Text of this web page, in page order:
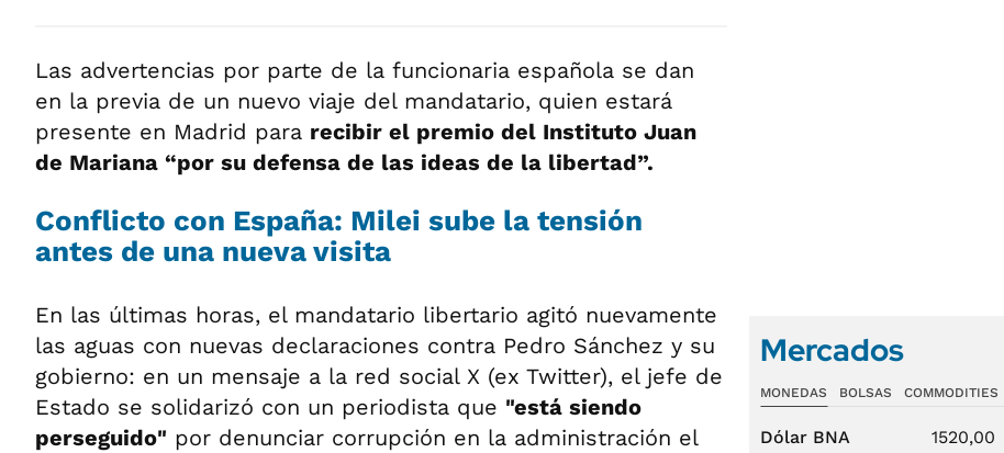
Las advertencias por parte de la funcionaria española se dan
en la previa de un nuevo viaje del mandatario, quien estará
presente en Madrid para recibir el premio del Instituto Juan
de Mariana “por su defensa de las ideas de la libertad”.
Conflicto con España: Milei sube la tensión
antes de una nueva visita
En las últimas horas, el mandatario libertario agitó nuevamente
las aguas con nuevas declaraciones contra Pedro Sánchez y su
gobierno: en un mensaje a la red social X (ex Twitter), el jefe de
Estado se solidarizó con un periodista que "está siendo
perseguido" por denunciar corrupción en la administración el
Mercados
MONEDAS BOLSAS COMMODITIES
Dólar BNA 1520,00